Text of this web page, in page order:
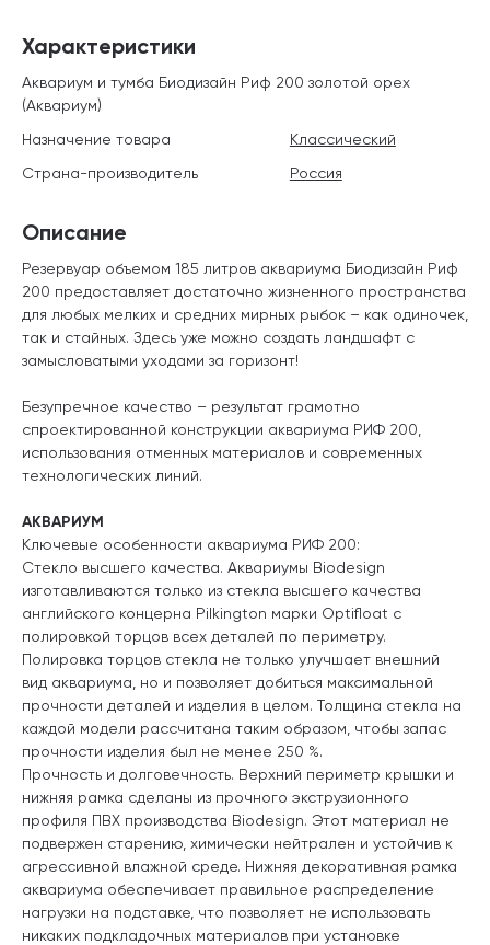
Описание
Резервуар объемом 185 литров аквариума Биодизайн Риф
200 предоставляет достаточно жизненного пространства
для любых мелких и средних мирных рыбок – как одиночек,
так и стайных. Здесь уже можно создать ландшафт с
замысловатыми уходами за горизонт!
Безупречное качество – результат грамотно
спроектированной конструкции аквариума РИФ 200,
использования отменных материалов и современных
технологических линий.
АКВАРИУМ
Ключевые особенности аквариума РИФ 200:
Стекло высшего качества. Аквариумы Biodesign
изготавливаются только из стекла высшего качества
английского концерна Pilkington марки Optifloat с
полировкой торцов всех деталей по периметру.
Полировка торцов стекла не только улучшает внешний
вид аквариума, но и позволяет добиться максимальной
прочности деталей и изделия в целом. Толщина стекла на
каждой модели рассчитана таким образом, чтобы запас
прочности изделия был не менее 250 %.
Прочность и долговечность. Верхний периметр крышки и
нижняя рамка сделаны из прочного экструзионного
профиля ПВХ производства Biodesign. Этот материал не
подвержен старению, химически нейтрален и устойчив к
агрессивной влажной среде. Нижняя декоративная рамка
аквариума обеспечивает правильное распределение
нагрузки на подставке, что позволяет не использовать
никаких подкладочных материалов при установке
Характеристики
Аквариум и тумба Биодизайн Риф 200 золотой орех
(Аквариум)
Назначение товара
Классический
Страна-производитель
Россия